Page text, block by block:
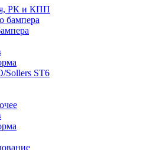
РК и КПП
бампера
Sollers ST6